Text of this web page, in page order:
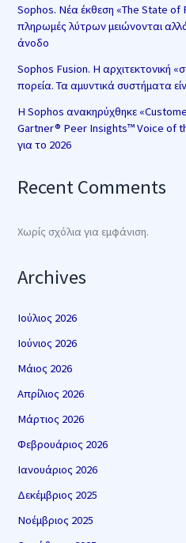
Sophos. Νέα έκθεση «The State of
πληρωμές λύτρων μειώνονται
άνοδο
Sophos Fusion. Η αρχιτεκτονική
πορεία. Τα αμυντικά συστήματα
Η Sophos ανακηρύχθηκε
Gartner® Peer Insights™ Voice of
για το 2026
Recent Comments
Χωρίς σχόλια για εμφάνιση.
Archives
Ιούλιος 2026
Ιούνιος 2026
Μάιος 2026
Απρίλιος 2026
Μάρτιος 2026
Φεβρουάριος 2026
Ιανουάριος 2026
Δεκέμβριος 2025
Νοέμβριος 2025